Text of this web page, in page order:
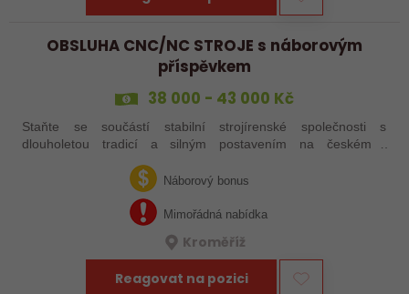
OBSLUHA CNC/NC STROJE s náborovým
příspěvkem
38 000 - 43 000 Kč
Staňte se součástí stabilní strojírenské společnosti s
dlouholetou tradicí a silným postavením na českém i
aktuálně obsazujeme více typů…
Náborový bonus
Mimořádná nabídka
Kroměříž
Reagovat na pozici